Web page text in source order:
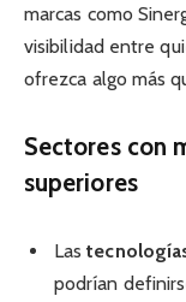
marcas como
visibilidad entre
ofrezca algo más
Sectores con
superiores
Las
podrían